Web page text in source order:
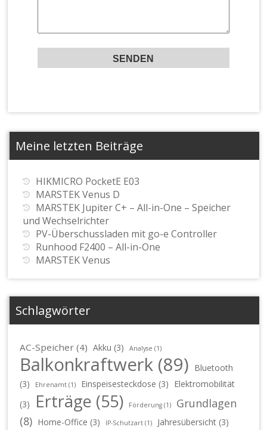
Meine letzten Beiträge
HIKMICRO PocketE E03
MARSTEK Venus D
MARSTEK Jupiter C+ – All-in-One – Speicher
und Wechselrichter
PV-Überschussladen mit go-e Controller
Runhood F2400 – All-in-One
MARSTEK Venus
Schlagwörter
AC-Speicher (4) Akku (3) Analyse (1)
Balkonkraftwerk (89) Bluetooth
(3)
Ehrenamt (1) Einspeisesteckdose (3) Elektromobilität
(3)
Erträge (55) Förderung (1)
Grundlagen
(8) Home-Office (3) IP-Schutzart (1) Jahresübersicht (3)